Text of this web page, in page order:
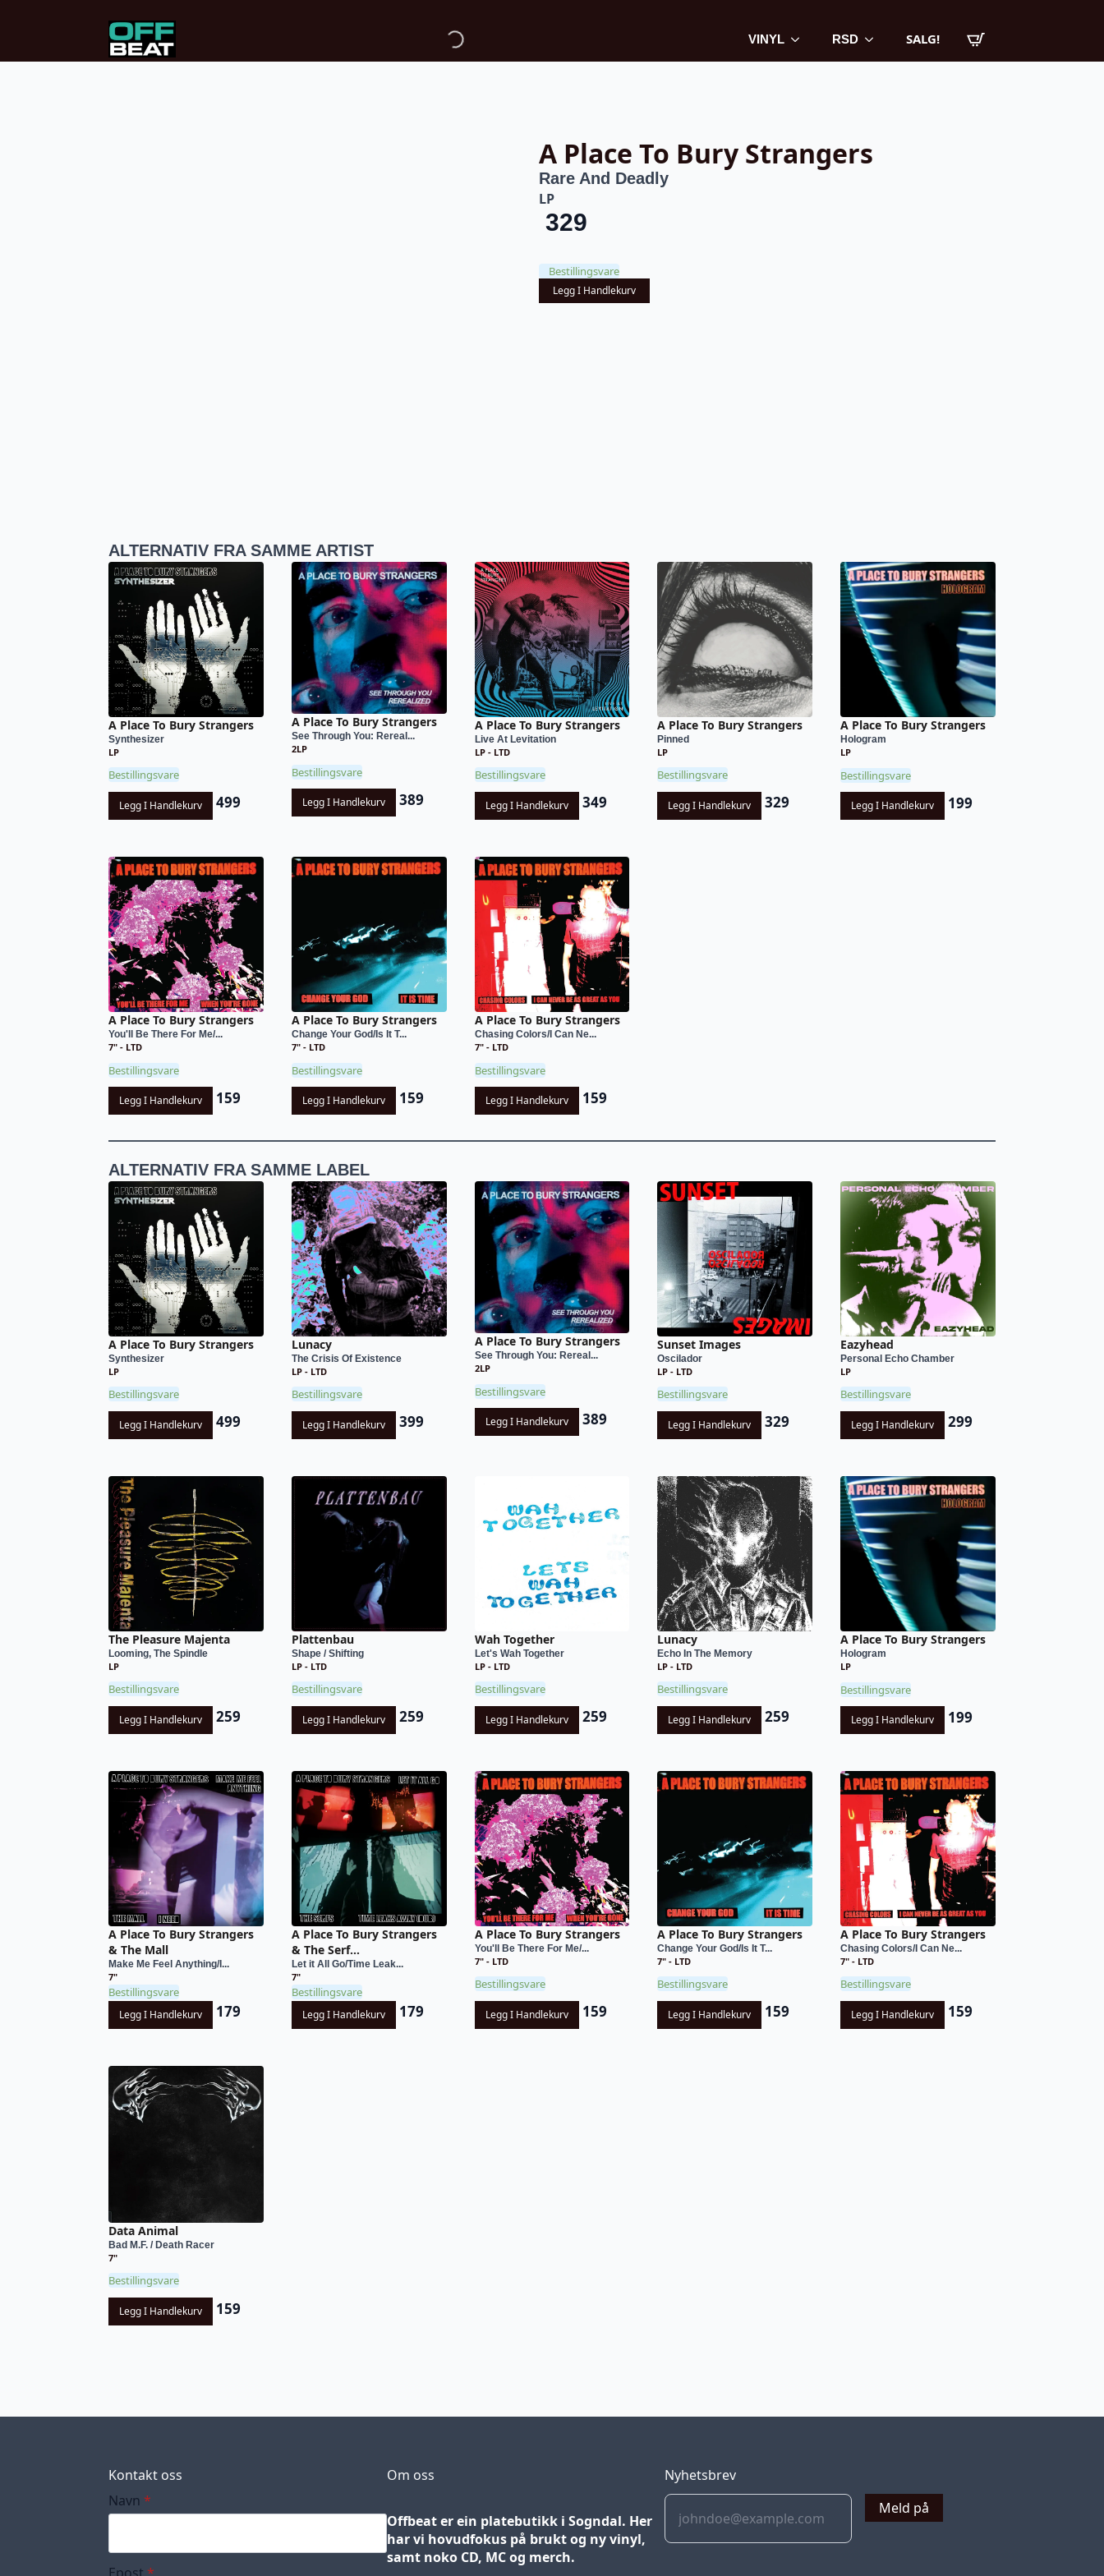
VINYL RSD SALG!
A Place To Bury Strangers
Rare And Deadly
LP
329
Bestillingsvare
Legg I Handlekurv
ALTERNATIV FRA SAMME ARTIST
A Place To Bury Strangers
Synthesizer
LP
Bestillingsvare
Legg I Handlekurv 499
A Place To Bury Strangers
See Through You: Rereal...
2LP
Bestillingsvare
Legg I Handlekurv 389
A Place To Bury Strangers
Live At Levitation
LP - LTD
Bestillingsvare
Legg I Handlekurv 349
A Place To Bury Strangers
Pinned
LP
Bestillingsvare
Legg I Handlekurv 329
A Place To Bury Strangers
Hologram
LP
Bestillingsvare
Legg I Handlekurv 199
A Place To Bury Strangers
You'll Be There For Me/...
7" - LTD
Bestillingsvare
Legg I Handlekurv 159
A Place To Bury Strangers
Change Your God/Is It T...
7" - LTD
Bestillingsvare
Legg I Handlekurv 159
A Place To Bury Strangers
Chasing Colors/I Can Ne...
7" - LTD
Bestillingsvare
Legg I Handlekurv 159
ALTERNATIV FRA SAMME LABEL
A Place To Bury Strangers
Synthesizer
LP
Bestillingsvare
Legg I Handlekurv 499
Lunacy
The Crisis Of Existence
LP - LTD
Bestillingsvare
Legg I Handlekurv 399
A Place To Bury Strangers
See Through You: Rereal...
2LP
Bestillingsvare
Legg I Handlekurv 389
Sunset Images
Oscilador
LP - LTD
Bestillingsvare
Legg I Handlekurv 329
Eazyhead
Personal Echo Chamber
LP
Bestillingsvare
Legg I Handlekurv 299
The Pleasure Majenta
Looming, The Spindle
LP
Bestillingsvare
Legg I Handlekurv 259
Plattenbau
Shape / Shifting
LP - LTD
Bestillingsvare
Legg I Handlekurv 259
Wah Together
Let's Wah Together
LP - LTD
Bestillingsvare
Legg I Handlekurv 259
Lunacy
Echo In The Memory
LP - LTD
Bestillingsvare
Legg I Handlekurv 259
A Place To Bury Strangers
Hologram
LP
Bestillingsvare
Legg I Handlekurv 199
A Place To Bury Strangers
& The Mall
Make Me Feel Anything/I...
7"
Bestillingsvare
Legg I Handlekurv 179
A Place To Bury Strangers
& The Serf...
Let it All Go/Time Leak...
7"
Bestillingsvare
Legg I Handlekurv 179
A Place To Bury Strangers
You'll Be There For Me/...
7" - LTD
Bestillingsvare
Legg I Handlekurv 159
A Place To Bury Strangers
Change Your God/Is It T...
7" - LTD
Bestillingsvare
Legg I Handlekurv 159
A Place To Bury Strangers
Chasing Colors/I Can Ne...
7" - LTD
Bestillingsvare
Legg I Handlekurv 159
Data Animal
Bad M.F. / Death Racer
7"
Bestillingsvare
Legg I Handlekurv 159
Kontakt oss
Navn *
Om oss
Offbeat er ein platebutikk i Sogndal. Her
har vi hovudfokus på brukt og ny vinyl,
samt noko CD, MC og merch.
Nyhetsbrev
Meld på